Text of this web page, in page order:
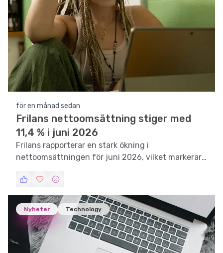
för en månad sedan
Frilans nettoomsättning stiger med
11,4 % i juni 2026
Frilans rapporterar en stark ökning i
nettoomsättningen för juni 2026, vilket markerar
Nyheter Technology